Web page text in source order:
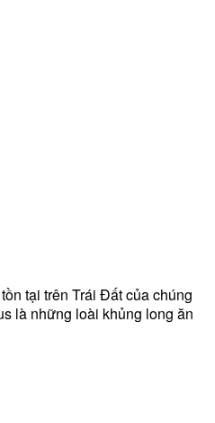
tại trên Trái Đất của chúng
là những loài khủng long ăn